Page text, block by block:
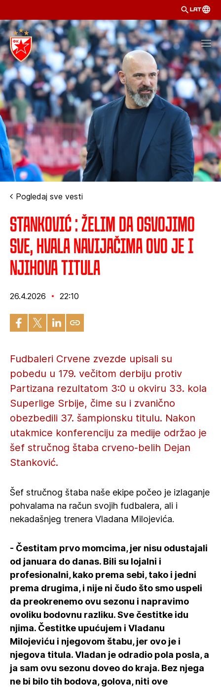
LAT
Pogledaj sve vesti
Stanković : Želim da osvojimo
sve, hvala navijačima ovo je i
njihova titula
26.4.2026 22:10
Fudbaleri Crvene zvezde upisali su
pobedu u 179. večitom derbiju protiv
Partizana rezultatom 3:0 u okviru 33. kola
Superlige Srbije, čime su i zvanično
obezbedili 37. šampionsku titulu. Nakon
utakmice konferenciju za medije održao je
šef stručnog štaba crveno-belih Dejan
Stanković.
Šef stručnog štaba naše ekipe počeo je izlaganje
pohvalama na račun svojih fudbalera, ali i
nekadašnjeg trenera Vladana Milojevića.
- Čestitam prvo momcima, jer nisu odustajali
od januara do danas. Bili su lojalni i
profesionalni, kako prema sebi, tako i jedni
prema drugima, i nije ni čudo što smo uspeli
da preokrenemo ovu sezonu i napravimo
ovoliku bodovnu razliku. Sve čestitke idu
njima. Čestitke upućujem i Vladanu
Milojeviću i njegovom štabu, jer ovo je i
njegova titula. Vladan je odradio pola posla, a
ja sam ovu sezonu doveo do kraja. Bez njega
ne bi bilo tih bodova, golova, niti ove